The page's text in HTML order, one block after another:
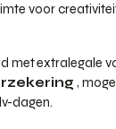
voor
met extralegale
,
dagen.